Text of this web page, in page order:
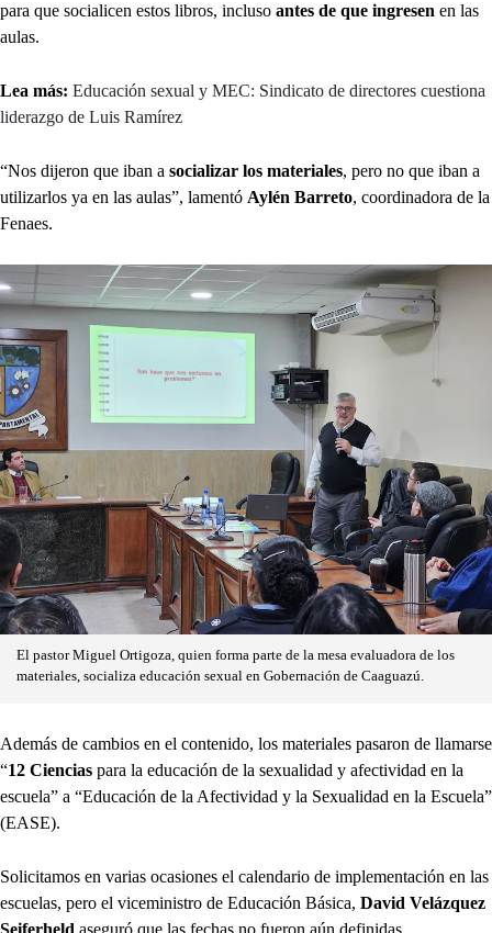
para que socialicen estos libros, incluso antes de que ingresen en las
aulas.
Lea más: Educación sexual y MEC: Sindicato de directores cuestiona
liderazgo de Luis Ramírez
“Nos dijeron que iban a socializar los materiales, pero no que iban a
utilizarlos ya en las aulas”, lamentó Aylén Barreto, coordinadora de la
Fenaes.
El pastor Miguel Ortigoza, quien forma parte de la mesa evaluadora de los
materiales, socializa educación sexual en Gobernación de Caaguazú.
Además de cambios en el contenido, los materiales pasaron de llamarse
“12 Ciencias para la educación de la sexualidad y afectividad en la
escuela” a “Educación de la Afectividad y la Sexualidad en la Escuela”
(EASE).
Solicitamos en varias ocasiones el calendario de implementación en las
escuelas, pero el viceministro de Educación Básica, David Velázquez
Seiferheld aseguró que las fechas no fueron aún definidas.